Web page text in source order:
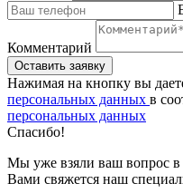
Комментарий
Нажимая на кнопку вы
персональных данных в
персональных данных
Спасибо!
Мы уже взяли ваш вопрос в
Вами свяжется наш